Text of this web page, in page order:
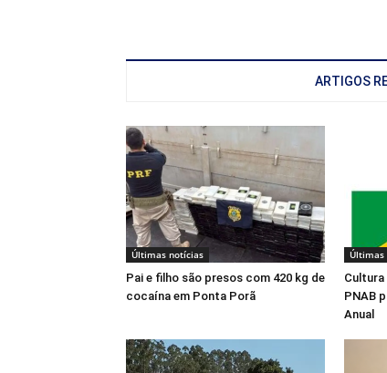
ARTIGOS
Últimas notícias
Pai e filho são presos com 420 kg de
cocaína em Ponta Porã
Últimas
Cultura
PNAB
Anual